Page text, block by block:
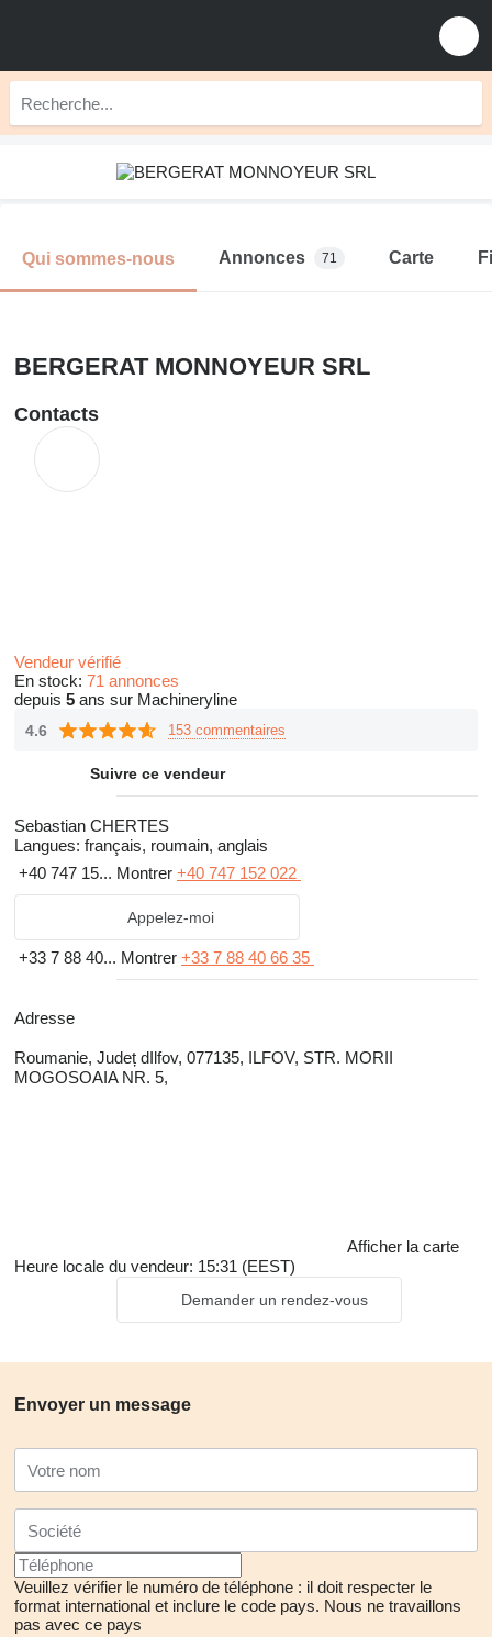
Qui sommes-nous Annonces 71 Carte
BERGERAT MONNOYEUR SRL
Contacts
Vendeur vérifié
En stock: 71 annonces
depuis 5 ans sur Machineryline
4.6 153 commentaires
Suivre ce vendeur
Sebastian CHERTES
Langues: français, roumain, anglais
+40 747 15... Montrer +40 747 152 022
Appelez-moi
+33 7 88 40... Montrer +33 7 88 40 66 35
Adresse
Roumanie, Județ dIlfov, 077135, ILFOV, STR. MORII
MOGOSOAIA NR. 5,
Afficher la carte
Heure locale du vendeur: 15:31 (EEST)
Demander un rendez-vous
Envoyer un message
Veuillez vérifier le numéro de téléphone : il doit respecter le
format international et inclure le code pays. Nous ne travaillons
pas avec ce pays